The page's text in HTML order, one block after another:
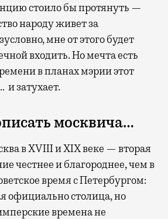
стоило бы протянуть —
народу живет за
мне от этого будет
входить. Но мечта есть
в планах мэрии этот
и затухает.
москвича…
в XVIII и XIX веке — вторая
честнее и благороднее, чем в
время с Петербургом:
официально столица, но
времена не